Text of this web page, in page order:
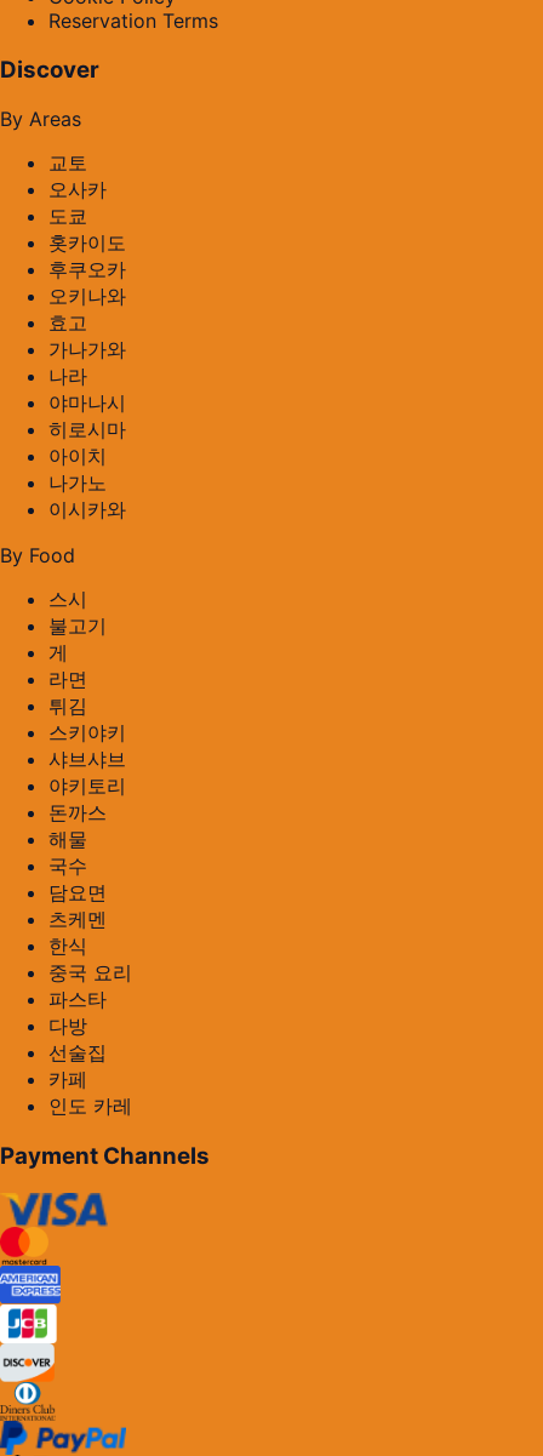
Reservation Terms
Discover
By Areas
교토
오사카
도쿄
홋카이도
후쿠오카
오키나와
효고
가나가와
나라
야마나시
히로시마
아이치
나가노
이시카와
By Food
스시
불고기
게
라면
튀김
스키야키
샤브샤브
야키토리
돈까스
해물
국수
담요면
츠케멘
한식
중국 요리
파스타
다방
선술집
카페
인도 카레
Payment Channels